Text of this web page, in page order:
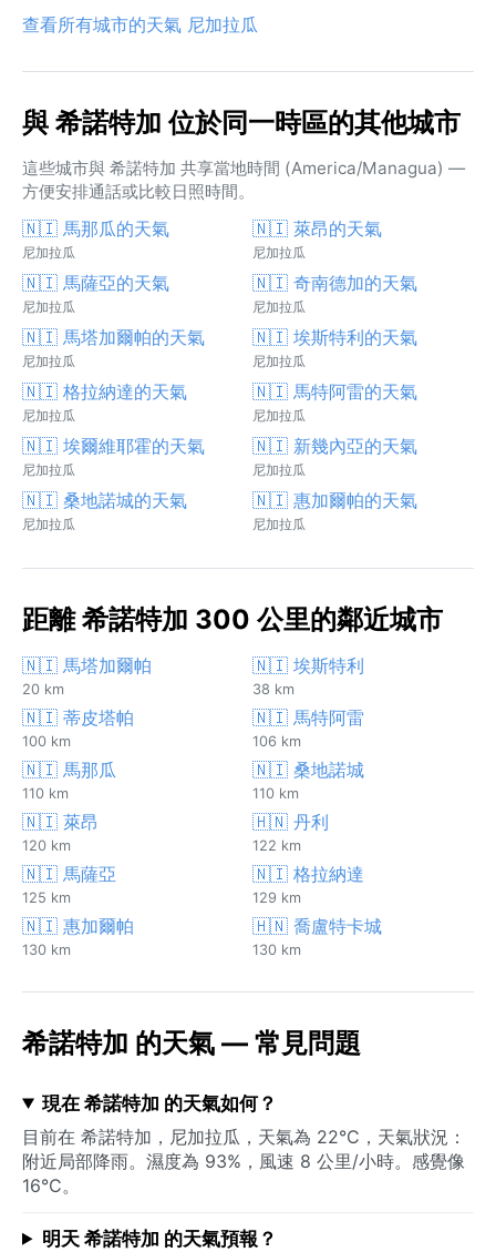
查看所有城市的天氣 尼加拉瓜
與 希諾特加 位於同一時區的其他城市
這些城市與 希諾特加 共享當地時間 (America/Managua) —
方便安排通話或比較日照時間。
🇳🇮 馬那瓜的天氣
尼加拉瓜
🇳🇮 萊昂的天氣
尼加拉瓜
🇳🇮 馬薩亞的天氣
尼加拉瓜
🇳🇮 奇南德加的天氣
尼加拉瓜
🇳🇮 馬塔加爾帕的天氣
尼加拉瓜
🇳🇮 埃斯特利的天氣
尼加拉瓜
🇳🇮 格拉納達的天氣
尼加拉瓜
🇳🇮 馬特阿雷的天氣
尼加拉瓜
🇳🇮 埃爾維耶霍的天氣
尼加拉瓜
🇳🇮 新幾內亞的天氣
尼加拉瓜
🇳🇮 桑地諾城的天氣
尼加拉瓜
🇳🇮 惠加爾帕的天氣
尼加拉瓜
距離 希諾特加 300 公里的鄰近城市
🇳🇮 馬塔加爾帕
20 km
🇳🇮 埃斯特利
38 km
🇳🇮 蒂皮塔帕
100 km
🇳🇮 馬特阿雷
106 km
🇳🇮 馬那瓜
110 km
🇳🇮 桑地諾城
110 km
🇳🇮 萊昂
120 km
🇭🇳 丹利
122 km
🇳🇮 馬薩亞
125 km
🇳🇮 格拉納達
129 km
🇳🇮 惠加爾帕
130 km
🇭🇳 喬盧特卡城
130 km
希諾特加 的天氣 — 常見問題
現在 希諾特加 的天氣如何？
目前在 希諾特加，尼加拉瓜，天氣為 22°C，天氣狀況：
附近局部降雨。濕度為 93%，風速 8 公里/小時。感覺像
16°C。
明天 希諾特加 的天氣預報？